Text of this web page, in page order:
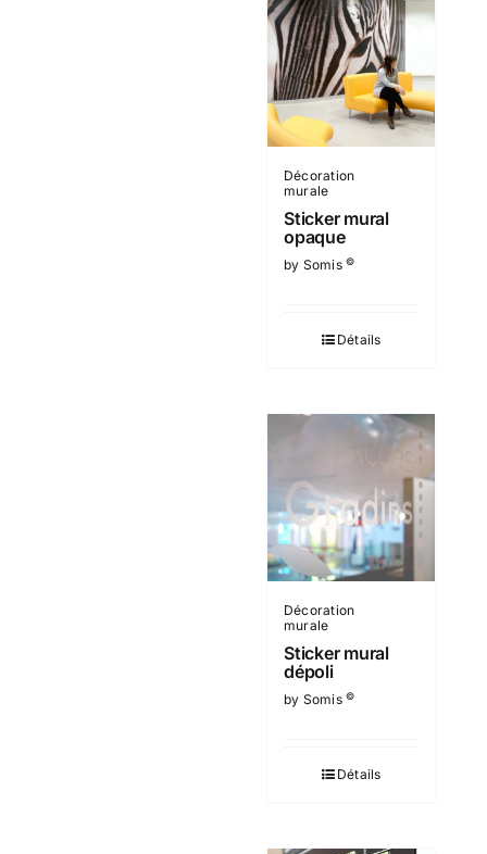
Décoration
murale
Sticker mural
opaque
by Somis©
Détails
Décoration
murale
Sticker mural
dépoli
by Somis©
Détails